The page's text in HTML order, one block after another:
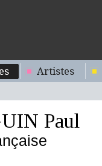
Artistes
Paul